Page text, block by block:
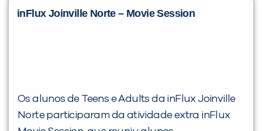
inFlux Joinville Norte – Movie Session
Os alunos de Teens e Adults da inFlux Joinville
Norte participaram da atividade extra inFlux